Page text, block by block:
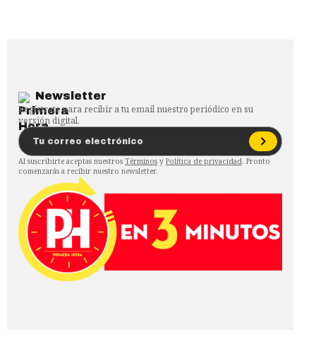
Newsletter
Regístrate para recibir a tu email nuestro periódico en su
versión digital.
Al suscribirte aceptas nuestros Términos y Política de privacidad. Pronto
comenzarás a recibir nuestro newsletter.